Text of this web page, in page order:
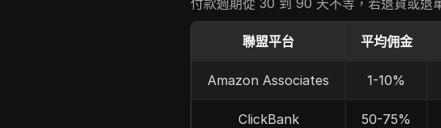
付款週期從 30 到 90 天不等，若退貨或退
聯盟平台 平均佣金
Amazon Associates 1-10%
ClickBank 50-75%